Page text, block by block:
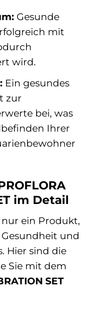
Gesunde
mit
wird.
Ein gesundes
zur
bei, was
Ihrer
im Detail
nur ein Produkt,
und
Hier sind die
Sie mit dem
SET